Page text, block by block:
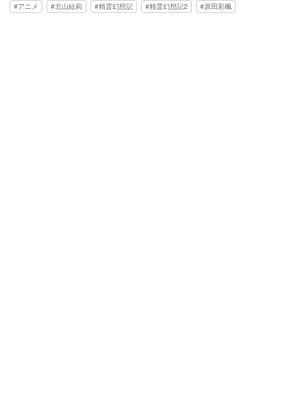
アニメ 北山結莉 精霊幻想記 精霊幻想記2 原田彩楓